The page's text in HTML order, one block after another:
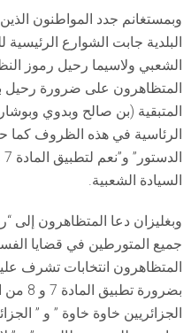
وبمستغانم جدد المواطنون
البلدية جابت الشوارع
الشعبي ولاسيما رحيل رموز
المتظاهرون على ضرورة رحيل
المتبقية (بن صالح وبدوي
الرئاسية في هذه الظروف كما
السيادة الشعبية.
وبغليزان دعا المتظاهرون إلى
جميع المتورطين في قضايا
المتظاهرون انتخابات تشرف
الجزائريين خاوة خاوة ” و ”